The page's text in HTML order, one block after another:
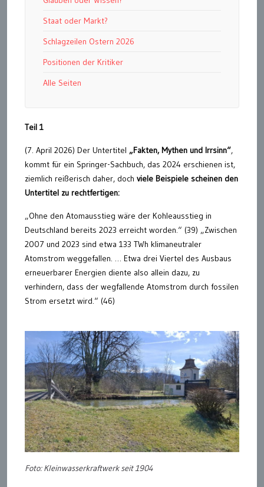
Staat oder Markt?
Schlagzeilen Ostern 2026
Positionen der Kritiker
Alle Seiten
Teil 1
(7. April 2026) Der Untertitel „Fakten, Mythen und Irrsinn“,
kommt für ein Springer-Sachbuch, das 2024 erschienen ist,
ziemlich reißerisch daher, doch viele Beispiele scheinen den
Untertitel zu rechtfertigen:
„Ohne den Atomausstieg wäre der Kohleausstieg in
Deutschland bereits 2023 erreicht worden.“ (39) „Zwischen
2007 und 2023 sind etwa 133 TWh klimaneutraler
Atomstrom weggefallen. … Etwa drei Viertel des Ausbaus
erneuerbarer Energien diente also allein dazu, zu
verhindern, dass der wegfallende Atomstrom durch fossilen
Strom ersetzt wird.“ (46)
Foto: Kleinwasserkraftwerk seit 1904